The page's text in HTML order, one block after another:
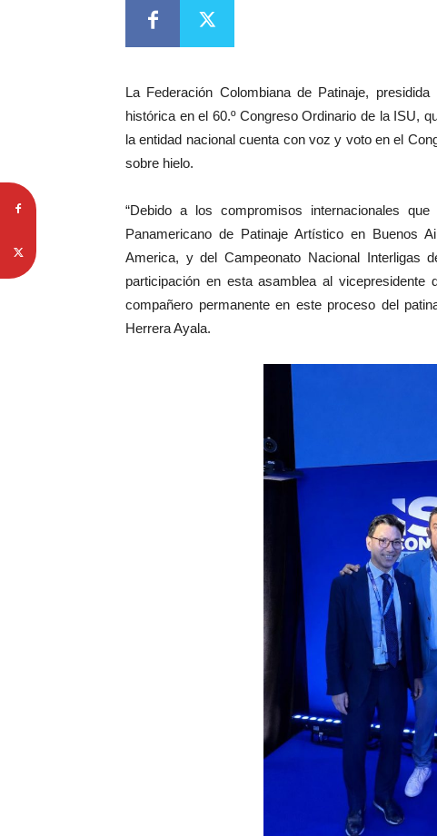
La Federación Colombiana de Patinaje,
histórica en el 60.º Congreso Ordinario de la ISU,
la entidad nacional cuenta con voz y voto en el
sobre hielo.
“Debido a los compromisos internacionales
Panamericano de Patinaje Artístico en Buenos
America, y del Campeonato Nacional Interligas
participación en esta asamblea al
compañero permanente en este proceso del
Herrera Ayala.